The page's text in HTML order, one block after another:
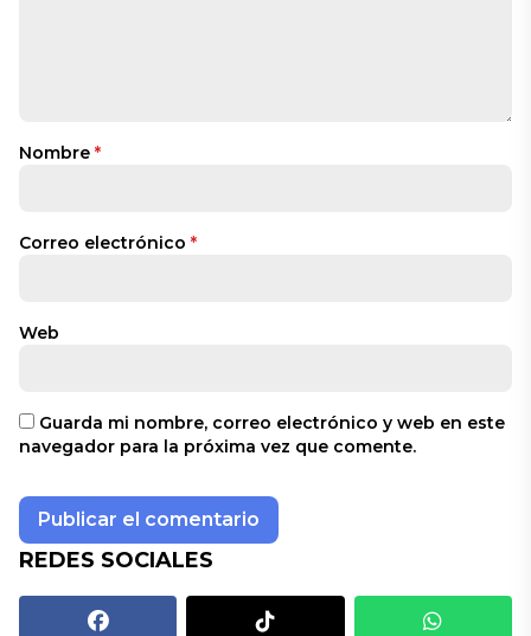
Nombre *
Correo electrónico *
Web
Guarda mi nombre, correo electrónico y web en este
navegador para la próxima vez que comente.
REDES SOCIALES